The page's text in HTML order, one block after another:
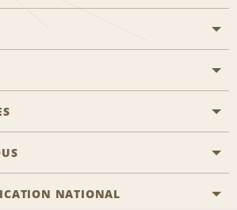
Aisle
pour quelqu'un d'autre
NATIONAL